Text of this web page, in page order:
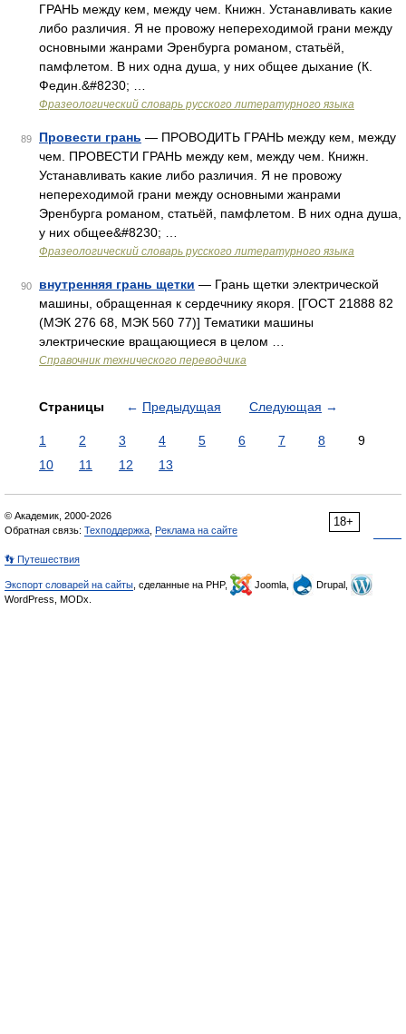
ГРАНЬ между кем, между чем. Книжн. Устанавливать какие
либо различия. Я не провожу непереходимой грани между
основными жанрами Эренбурга романом, статьёй,
памфлетом. В них одна душа, у них общее дыхание (К.
Федин.&#8230; …
Фразеологический словарь русского литературного языка
89 Провести грань — ПРОВОДИТЬ ГРАНЬ между кем, между
чем. ПРОВЕСТИ ГРАНЬ между кем, между чем. Книжн.
Устанавливать какие либо различия. Я не провожу
непереходимой грани между основными жанрами
Эренбурга романом, статьёй, памфлетом. В них одна душа,
у них общее&#8230; …
Фразеологический словарь русского литературного языка
90 внутренняя грань щетки — Грань щетки электрической
машины, обращенная к сердечнику якоря. [ГОСТ 21888 82
(МЭК 276 68, МЭК 560 77)] Тематики машины
электрические вращающиеся в целом …
Справочник технического переводчика
Страницы ← Предыдущая Следующая →
1 2 3 4 5 6 7 8
9
10
11 12 13
18+
© Академик, 2000-2026
Обратная связь: Техподдержка Реклама на сайте
👣 Путешествия
Экспорт словарей на сайты , сделанные на PHP, Joomla,
Drupal,
WordPress, MODx.